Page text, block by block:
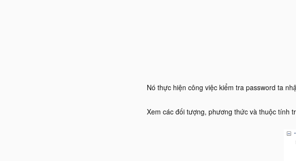
Nó thực hiện công việc kiểm tra password ta
Xem các đối tượng, phương thức và thuộc tính